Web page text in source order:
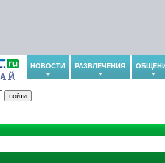
НОВОСТИ РАЗВЛЕЧЕНИЯ